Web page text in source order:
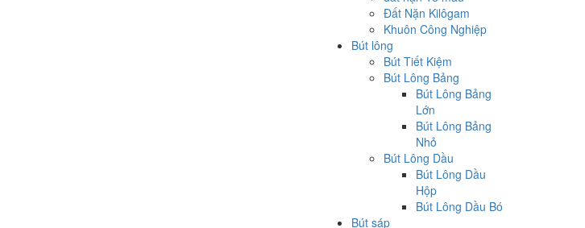
Đất Nặn Kilôgam
Khuôn Công Nghiệp
Bút lông
Bút Tiết Kiệm
Bút Lông Bảng
Bút Lông Bảng
Lớn
Bút Lông Bảng
Nhỏ
Bút Lông Dầu
Bút Lông Dầu
Hộp
Bút Lông Dầu Bó
Bút sáp